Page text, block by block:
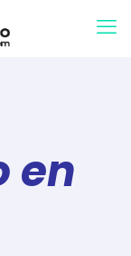
en